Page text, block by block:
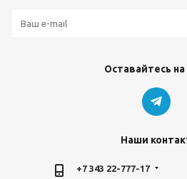
Оставайтесь на
Наши
+7 343 22-777-17